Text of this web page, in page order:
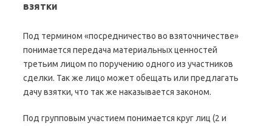
взятки
Под термином «посредничество во взяточничестве»
понимается передача материальных ценностей
третьим лицом по поручению одного из участников
сделки. Так же лицо может обещать или предлагать
дачу взятки, что так же наказывается законом.
Под групповым участием понимается круг лиц (2 и